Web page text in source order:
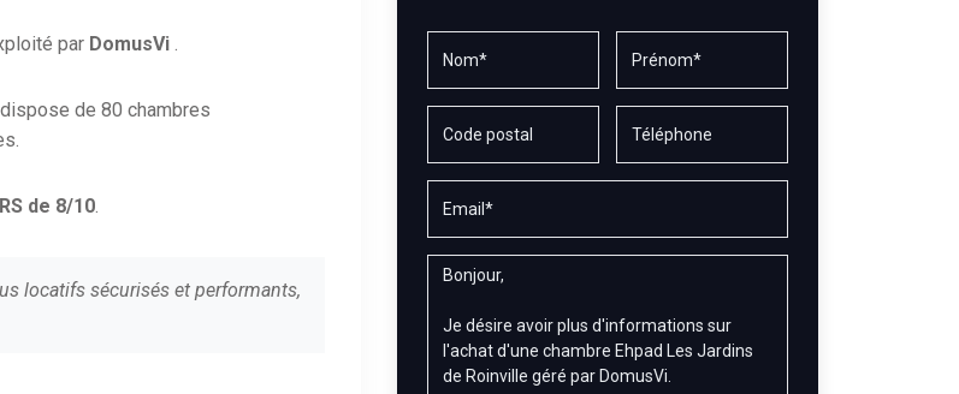
par DomusVi .
de 80 chambres
de 8/10.
locatifs sécurisés et performants,